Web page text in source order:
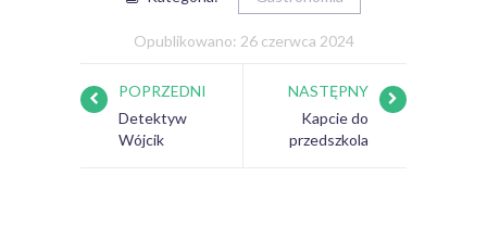
Opublikowano: 26 czerwca 2024
POPRZEDNI
Detektyw
Wójcik
NASTĘPNY
Kapcie do
przedszkola